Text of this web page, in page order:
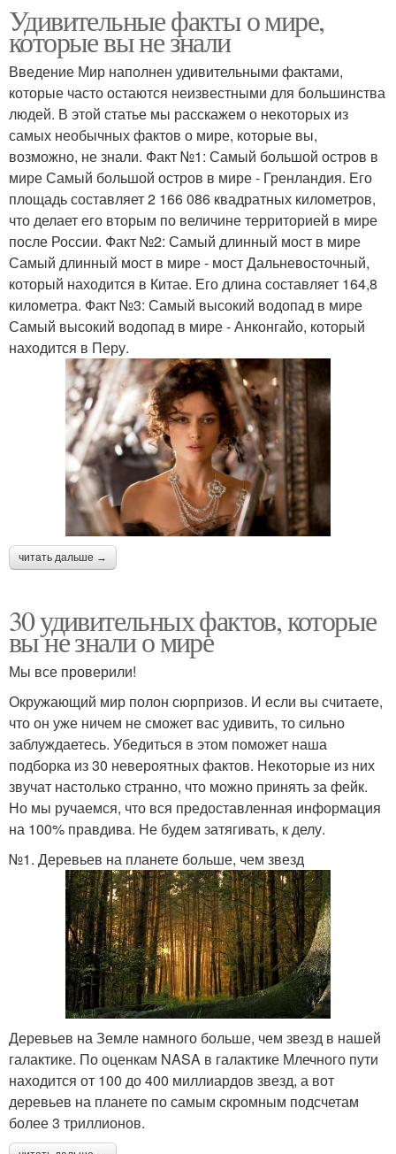
Удивительные факты о мире,
которые вы не знали
Введение Мир наполнен удивительными фактами,
которые часто остаются неизвестными для большинства
людей. В этой статье мы расскажем о некоторых из
самых необычных фактов о мире, которые вы,
возможно, не знали. Факт №1: Самый большой остров в
мире Самый большой остров в мире - Гренландия. Его
площадь составляет 2 166 086 квадратных километров,
что делает его вторым по величине территорией в мире
после России. Факт №2: Самый длинный мост в мире
Самый длинный мост в мире - мост Дальневосточный,
который находится в Китае. Его длина составляет 164,8
километра. Факт №3: Самый высокий водопад в мире
Самый высокий водопад в мире - Анконгайо, который
находится в Перу.
читать дальше →
30 удивительных фактов, которые
вы не знали о мире
Мы все проверили!
Окружающий мир полон сюрпризов. И если вы считаете,
что он уже ничем не сможет вас удивить, то сильно
заблуждаетесь. Убедиться в этом поможет наша
подборка из 30 невероятных фактов. Некоторые из них
звучат настолько странно, что можно принять за фейк.
Но мы ручаемся, что вся предоставленная информация
на 100% правдива. Не будем затягивать, к делу.
№1. Деревьев на планете больше, чем звезд
Деревьев на Земле намного больше, чем звезд в нашей
галактике. По оценкам NASA в галактике Млечного пути
находится от 100 до 400 миллиардов звезд, а вот
деревьев на планете по самым скромным подсчетам
более 3 триллионов.